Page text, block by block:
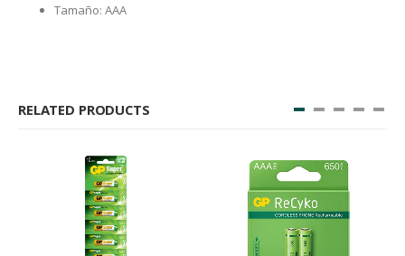
Tamaño: AAA
RELATED PRODUCTS